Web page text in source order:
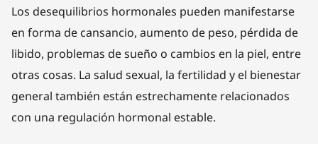
Los desequilibrios hormonales pueden manifestarse
en forma de cansancio, aumento de peso, pérdida de
libido, problemas de sueño o cambios en la piel, entre
otras cosas. La salud sexual, la fertilidad y el bienestar
general también están estrechamente relacionados
con una regulación hormonal estable.